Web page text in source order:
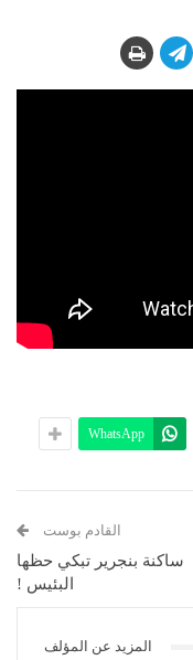
WhatsApp
القادم بوست
ساكنة بنجرير تبكي حظها
البئيس !
المزيد عن المؤلف